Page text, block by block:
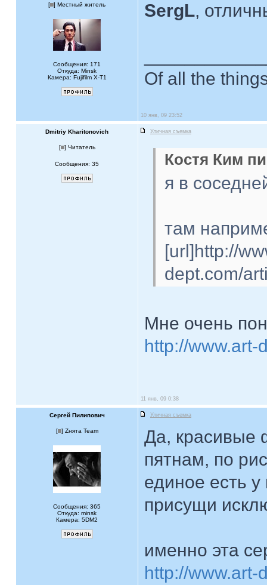
[ ] Местный житель
Сообщения: 171
Откуда: Minsk
Камера: Fujifilm X-T1
SergL,
Of all the
10 янв, 09 23:52
Dmitriy Kharitonovich Уличная съемка
[ ] Читатель
Сообщения: 35 Костя Ким
я в
там
[url]http://
dept.com/
Мне очень
http://www.art-
11 янв, 09 0:38
Сергей Пилипович Уличная съемка
[ ] Zнята Team
Сообщения: 365
Откуда: minsk
Камера: 5DM2
Да, красивые
пятнам, по
единое есть
присущи
именно эта
http://www.art-